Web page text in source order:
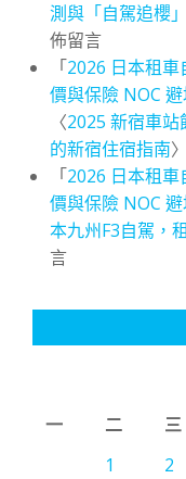
測與「自駕追櫻
佈留言
「2026 日本租
價與保險 NOC
〈2025 新宿車
的新宿住宿指南
「2026 日本租
價與保險 NOC
本九州F3自駕，
言
一
二 三
1
2